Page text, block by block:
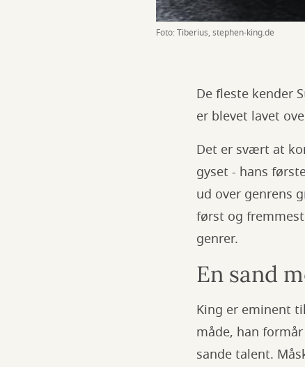
Foto: Tiberius, stephen-king.de
De fleste kender
er blevet lavet
Det er svært at
gyset - hans
ud over genrens
først og fremmest
genrer.
En sand
King er eminent
måde, han
sande talent.